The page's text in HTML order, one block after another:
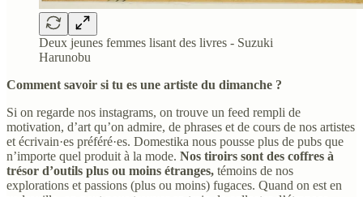
Deux jeunes femmes lisant des livres - Suzuki
Harunobu
Comment savoir si tu es une artiste du dimanche ?
Si on regarde nos instagrams, on trouve un feed rempli de
motivation, d’art qu’on admire, de phrases et de cours de nos artistes
et écrivain·es préféré·es. Domestika nous pousse plus de pubs que
n’importe quel produit à la mode. Nos tiroirs sont des coffres à
trésor d’outils plus ou moins étranges, témoins de nos
explorations et passions (plus ou moins) fugaces. Quand on est en